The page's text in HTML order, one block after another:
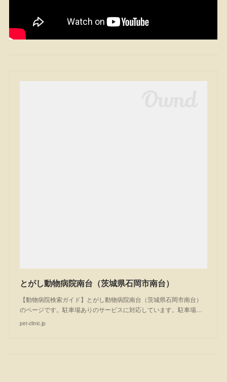
とがし動物病院南台（茨城県石岡市南台）
【動物病院検索ガイド】とがし動物病院南台（茨城県石岡市南台）
のページです。駐車場ありのサービスに対応しています。駐車場…
pet-clinic.jp